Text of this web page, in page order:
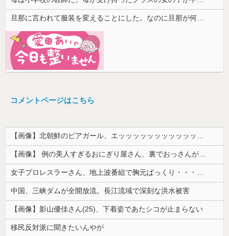
コメントページはこちら
【画像】北朝鮮のビアガール、エッッッッッッッッッッッッッッッッッ！
【画像】 例の美人すぎるおにぎり屋さん、裏でおっさんが握っていたｗｗｗｗｗｗｗｗｗｗｗｗｗｗｗｗｗ
女子プロレスラーさん、地上波番組で胸元ぱっくり・・・（※画像あり）
中国、三峡ダムが全開放流。長江流域で深刻な洪水被害
【画像】影山優佳さん(25)、下着姿であたシコが止まらない
移民反対派に聞きたいんやが